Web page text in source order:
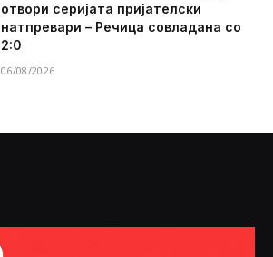
отвори серијата пријателски
натпревари – Речица совладана со
2:0
06/08/2026